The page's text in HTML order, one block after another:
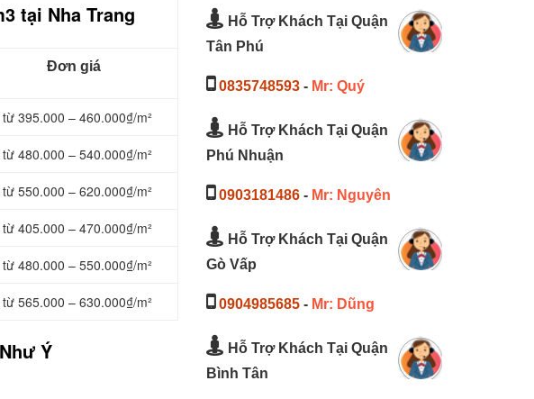
tại Nha Trang
Đơn giá
395.000 – 460.000₫/m²
480.000 – 540.000₫/m²
550.000 – 620.000₫/m²
405.000 – 470.000₫/m²
480.000 – 550.000₫/m²
565.000 – 630.000₫/m²
Ý
Hỗ Trợ Khách Tại Quận
Tân Phú
0835748593- Mr: Quý
Hỗ Trợ Khách Tại Quận
Phú Nhuận
0903181486- Mr: Nguyên
Hỗ Trợ Khách Tại Quận
Gò Vấp
0904985685- Mr: Dũng
Hỗ Trợ Khách Tại Quận
Bình Tân